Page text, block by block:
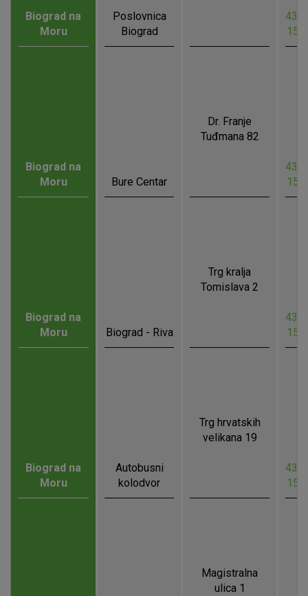
Biograd na
Moru
Poslovnica
Biograd
Biograd na
Moru
Bure Centar
Dr. Franje
Tuđmana 82
Biograd na
Moru
Biograd - Riva
Trg kralja
Tomislava 2
Biograd na
Moru
Autobusni
kolodvor
Trg hrvatskih
velikana 19
Magistralna
ulica 1